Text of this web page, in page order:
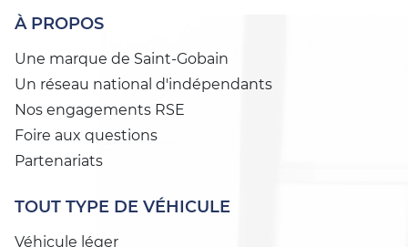
À PROPOS
Une marque de Saint-Gobain
Un réseau national d'indépendants
Nos engagements RSE
Foire aux questions
Partenariats
TOUT TYPE DE VÉHICULE
Véhicule léger